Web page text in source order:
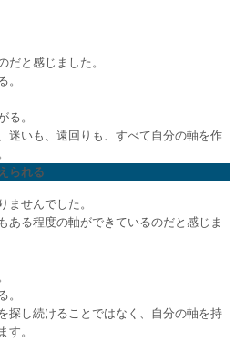
だと感じました。
。
る。
迷いも、遠回りも、すべて自分の軸を作
られる
ませんでした。
ある程度の軸ができているのだと感じま
。
探し続けることではなく、自分の軸を持
す。